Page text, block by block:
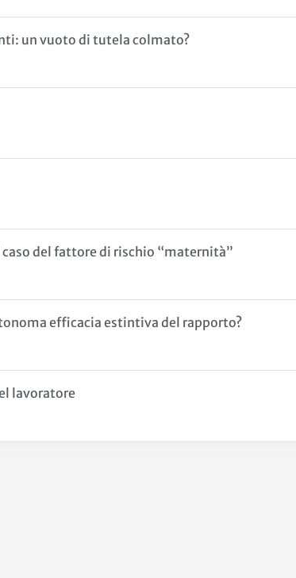
un vuoto di tutela colmato?
del fattore di rischio “maternità”
efficacia estintiva del rapporto?
lavoratore